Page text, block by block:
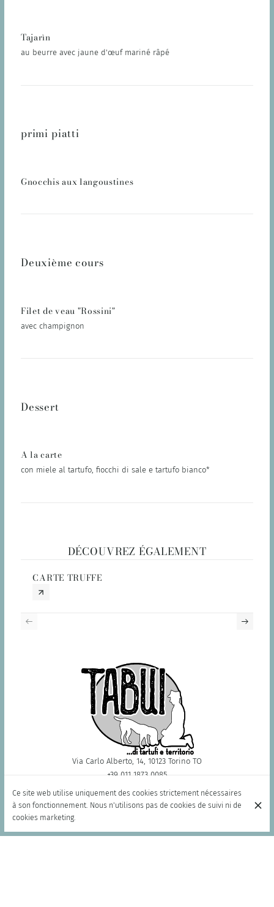
Tajarìn
au beurre avec jaune d'œuf mariné râpé
primi piatti
Gnocchis aux langoustines
Deuxième cours
Filet de veau "Rossini"
avec champignon
Dessert
A la carte
con miele al tartufo, fiocchi di sale e tartufo bianco*
DÉCOUVREZ ÉGALEMENT
CARTE TRUFFE
Via Carlo Alberto, 14, 10123 Torino TO
+39 011 1873 0085
Contacter
HEURES D'OUVERTURE
Ce site web utilise uniquement des cookies strictement nécessaires
à son fonctionnement. Nous n'utilisons pas de cookies de suivi ni de
cookies marketing.